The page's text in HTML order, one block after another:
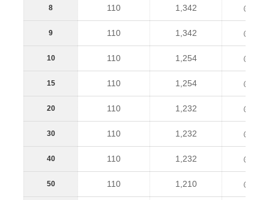
8 110 1,342
9 110 1,342
10 110 1,254
15 110 1,254
20 110 1,232
30 110 1,232
40 110 1,232
50 110 1,210